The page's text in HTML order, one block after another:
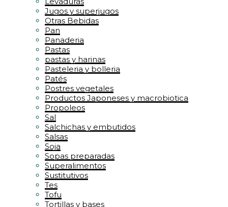
Jugos y superjugos
Otras Bebidas
Pan
Panaderia
Pastas
pastas y harinas
Pasteleria y bolleria
Patés
Postres vegetales
Productos Japoneses y macrobiotica
Propoleos
Sal
Salchichas y embutidos
Salsas
Soja
Sopas preparadas
Superalimentos
Sustitutivos
Tes
Tofu
Tortillas y bases